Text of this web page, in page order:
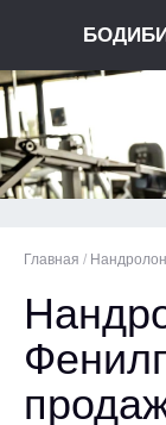
Главная /